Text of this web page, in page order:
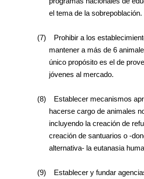
el tema de la sobrepoblación.
(7)
Prohibir a los
mantener a más de 6
único propósito es el de
jóvenes al mercado.
(8)
Establecer mecanismos
hacerse cargo de animales
incluyendo la creación de
creación de santuarios o -
alternativa- la eutanasia
(9)
Establecer y fundar